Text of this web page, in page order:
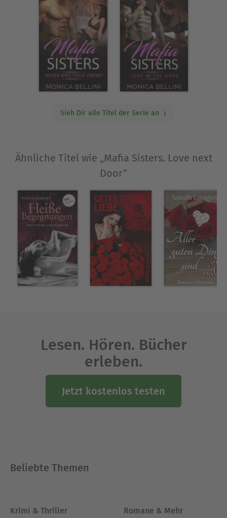
Sieh Dir alle Titel der Serie an
Ähnliche Titel wie „Mafia Sisters. Love next
Door“
Lesen. Hören. Bücher
erleben.
Jetzt kostenlos testen
Beliebte Themen
Krimi & Thriller Romane & Mehr